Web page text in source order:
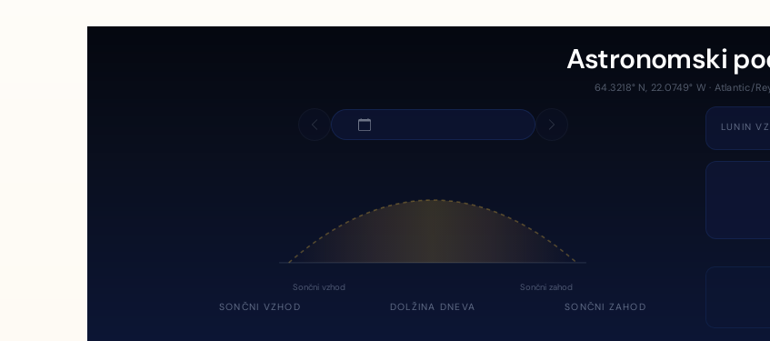
Astronomski
64.3218° N, 22.0749° W · Atlantic/
Sončni vzhod Sončni zahod
SONČNI VZHOD DOLŽINA DNEVA SONČNI ZAHOD
LUNIN